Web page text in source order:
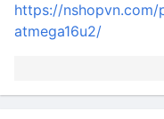
https://
atmega16u2/